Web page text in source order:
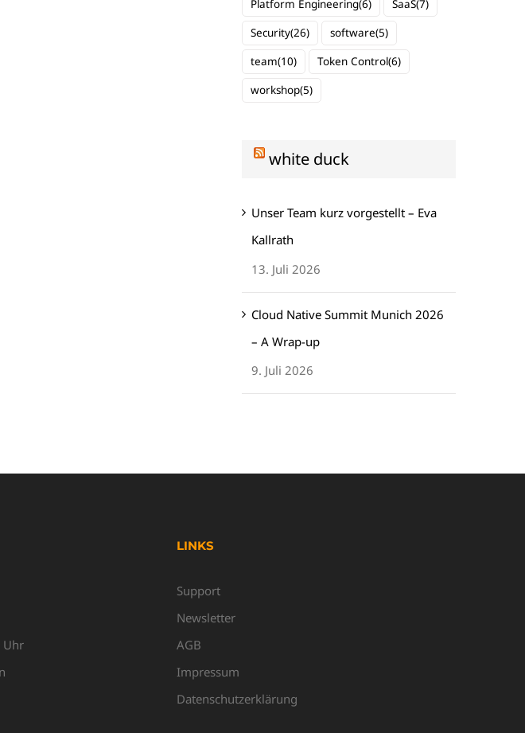
Platform Engineering(6) SaaS(7)
Security(26) software(5)
team(10) Token Control(6)
workshop(5)
white duck
Unser Team kurz vorgestellt – Eva
Kallrath
13. Juli 2026
Cloud Native Summit Munich 2026
– A Wrap-up
9. Juli 2026
Uhr
LINKS
Support
Newsletter
AGB
Impressum
Datenschutzerklärung